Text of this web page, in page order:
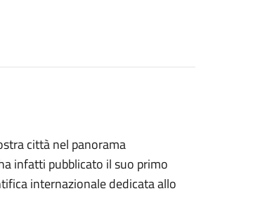
città nel panorama
infatti pubblicato il suo primo
internazionale dedicata allo